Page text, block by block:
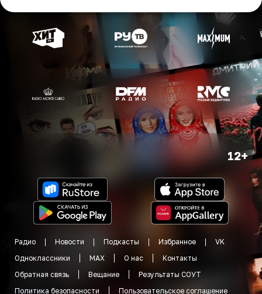
12+
Радио Новости Подкасты Избранное
VK
Одноклассники
MAX О нас
Контакты
Обратная связь
Вещание
Результаты СОУТ
Политика безопасности
Пользовательское соглашение